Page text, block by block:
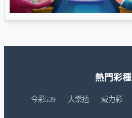
熱門彩種
今彩539 大樂透 威力彩